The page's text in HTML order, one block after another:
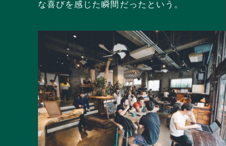
な喜びを感じた瞬間だったという。